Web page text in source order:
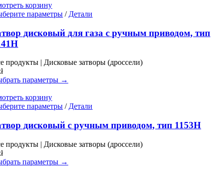
странице
товара.
корзину
параметры Этот
имеет
несколько
можно
на
/ Детали
дисковый для газа с ручным приводом, тип
продукты | Дисковые затворы (дроссели)
параметры →
корзину
параметры Этот
имеет
несколько
Опции
выбрать
/ Детали
дисковый с ручным приводом, тип 1153H
продукты | Дисковые затворы (дроссели)
параметры →